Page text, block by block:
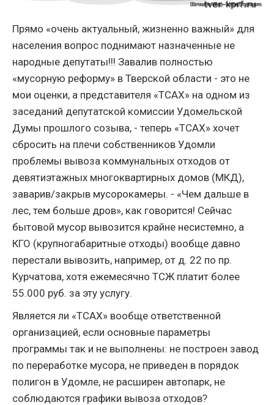
Прямо «очень актуальный, жизненно важный» для
населения вопрос поднимают назначенные не
народные депутаты!!! Завалив полностью
«мусорную реформу» в Тверской области - это не
мои оценки, а представителя «ТСАХ» на одном из
заседаний депутатской комиссии Удомельской
Думы прошлого созыва, - теперь «ТСАХ» хочет
сбросить на плечи собственников Удомли
проблемы вывоза коммунальных отходов от
девятиэтажных многоквартирных домов (МКД),
заварив/закрыв мусорокамеры. - «Чем дальше в
лес, тем больше дров», как говорится! Сейчас
бытовой мусор вывозится крайне несистемно, а
КГО (крупногабаритные отходы) вообще давно
перестали вывозить, например, от д. 22 по пр.
Курчатова, хотя ежемесячно ТСЖ платит более
55.000 руб. за эту услугу.
Является ли «ТСАХ» вообще ответственной
организацией, если основные параметры
программы так и не выполнены: не построен завод
по переработке мусора, не приведен в порядок
полигон в Удомле, не расширен автопарк, не
соблюдаются графики вывоза отходов?